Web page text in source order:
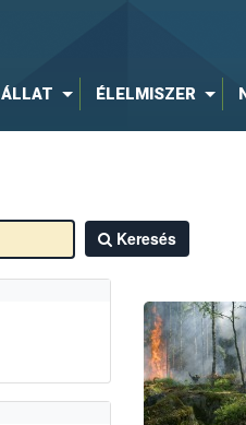
ÁLLAT ÉLELMISZER
Keresés